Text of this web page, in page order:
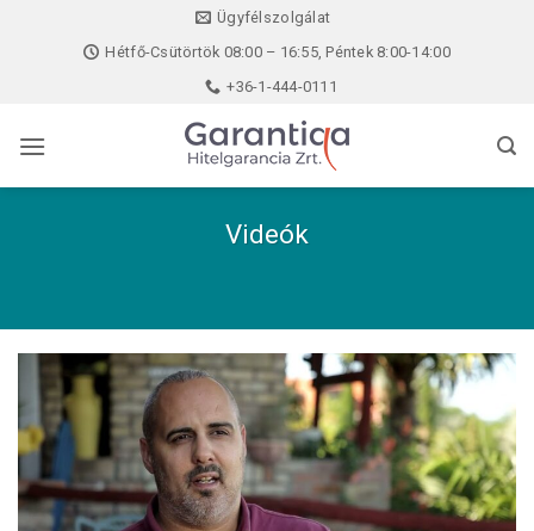
Ügyfélszolgálat
Hétfő-Csütörtök 08:00 – 16:55, Péntek 8:00-14:00
+36-1-444-0111
Videók